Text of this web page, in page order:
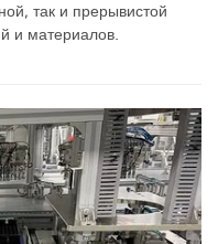
так и прерывистой
и материалов.